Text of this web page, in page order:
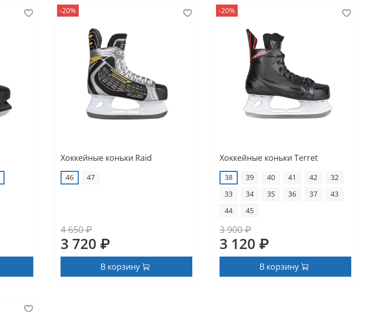
-20%
Хоккейные коньки Raid
46 47
4 650 ₽
3 720 ₽
В корзину
-20%
Хоккейные коньки Terret
38 39 40 41 42
32
33
34 35 36 37
43
44
45
3 900 ₽
3 120 ₽
В корзину